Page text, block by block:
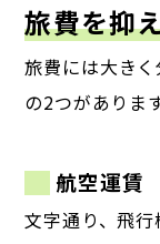
旅費を抑
旅費には大きく
の2つがあります
航空運賃
文字通り、飛行